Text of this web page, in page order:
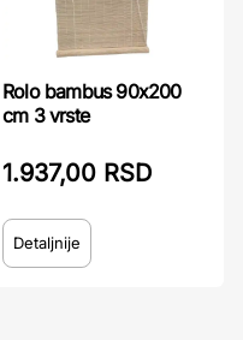
Rolo bambus 90x200
cm 3 vrste
1.937,00 RSD
Detaljnije